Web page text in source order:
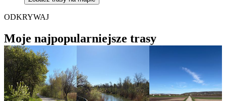
ODKRYWAJ
Moje najpopularniejsze trasy